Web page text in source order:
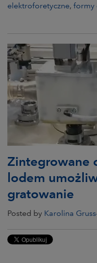
elektroforetyczne, formy
Zintegrowane
lodem
gratowanie
Posted by Karolina